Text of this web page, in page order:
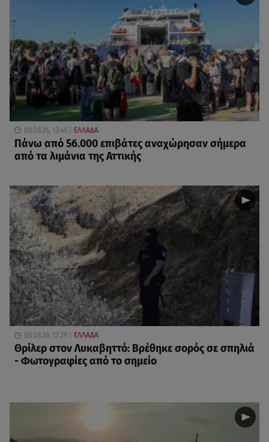
08.08.26, 13:49 ΕΛΛΑΔΑ
Πάνω από 56.000 επιβάτες αναχώρησαν σήμερα
από τα λιμάνια της Αττικής
08.08.26, 13:29 ΕΛΛΑΔΑ
Θρίλερ στον Λυκαβηττό: Βρέθηκε σορός σε σπηλιά
- Φωτογραφίες από το σημείο